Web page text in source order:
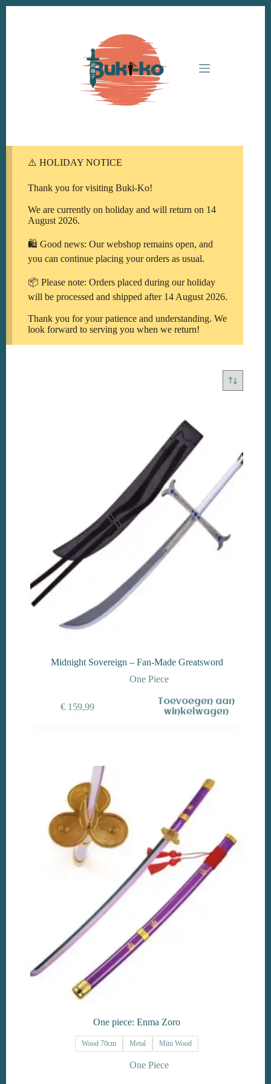
⚠️ HOLIDAY NOTICE
Thank you for visiting Buki-Ko!
We are currently on holiday and will return on 14
August 2026.
🛍️ Good news: Our webshop remains open, and
you can continue placing your orders as usual.
📦 Please note: Orders placed during our holiday
will be processed and shipped after 14 August 2026.
Thank you for your patience and understanding. We
look forward to serving you when we return!
Midnight Sovereign – Fan-Made Greatsword
One Piece
€ 159,99
Toevoegen aan
winkelwagen
One piece: Enma Zoro
Wood 70cm Metal Mini Wood
One Piece